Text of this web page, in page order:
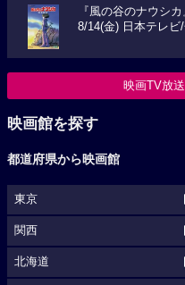
『風の谷のナウシカ
8/14(金) 日本テレビ
映画TV放
映画館を探す
都道府県から映画館
東京
関西
北海道